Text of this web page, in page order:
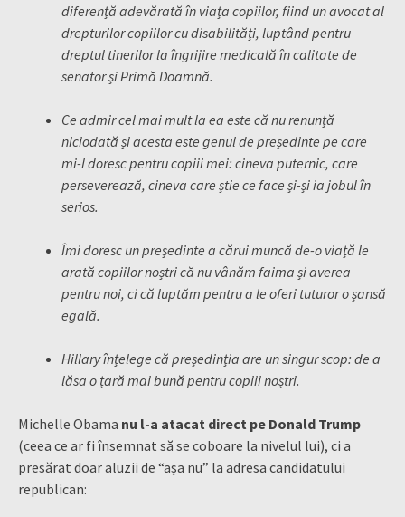
diferență adevărată în viața copiilor, fiind un avocat al
drepturilor copiilor cu disabilități, luptând pentru
dreptul tinerilor la îngrijire medicală în calitate de
senator și Primă Doamnă.
Ce admir cel mai mult la ea este că nu renunță
niciodată și acesta este genul de președinte pe care
mi-l doresc pentru copiii mei: cineva puternic, care
perseverează, cineva care știe ce face și-și ia jobul în
serios.
Îmi doresc un președinte a cărui muncă de-o viață le
arată copiilor noștri că nu vânăm faima și averea
pentru noi, ci că luptăm pentru a le oferi tuturor o șansă
egală.
Hillary înțelege că președinția are un singur scop: de a
lăsa o țară mai bună pentru copiii noștri.
Michelle Obama nu l-a atacat direct pe Donald Trump
(ceea ce ar fi însemnat să se coboare la nivelul lui), ci a
presărat doar aluzii de “așa nu” la adresa candidatului
republican: